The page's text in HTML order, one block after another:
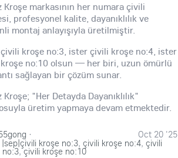
Kroşe markasının her numara çivili
profesyonel kalite, dayanıklılık ve
montaj anlayışıyla üretilmiştir.
kroşe no:3, ister çivili kroşe no:4, ister
no:10 olsun — her biri, uzun ömürlü
sağlayan bir çözüm sunar.
Kroşe; "Her Detayda Dayanıklılık"
üretim yapmaya devam etmektedir.
Oct 20 '25
·
|sep|çivili kroşe no:3, çivili kroşe no:4, çivili
no:3,çivili kroşe no:10